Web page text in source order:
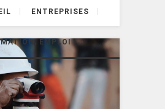
ENTREPRISES
EMPLOI